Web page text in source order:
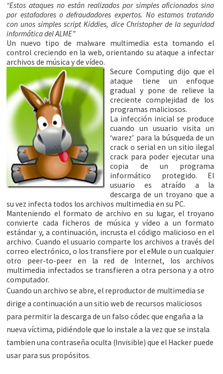
“Estos ataques no están realizados por simples aficionados sino
por estafadores o defraudadores expertos. No estamos tratando
con unos simples script Kiddies, dice Christopher de la seguridad
informática del ALME”
Un nuevo tipo de malware multimedia esta tomando el
control creciendo en la web, orientando su ataque a infectar
archivos de música y de vídeo.
Secure Computing dijo que el
ataque tiene un enfoque
gradual y pone de relieve la
creciente complejidad de los
programas maliciosos.
La infección inicial se produce
cuando un usuario visita un
‘warez’ para la búsqueda de un
crack o serial en un sitio ilegal
crack para poder ejecutar una
copia de un programa
informático protegido. El
usuario es atraído a la
descarga de un troyano que a
su vez infecta todos los archivos multimedia en su PC.
Manteniendo el formato de archivo en su lugar, el troyano
convierte cada ficheros de música y vídeo a un formato
estándar y, a continuación, incrusta el código malicioso en el
archivo. Cuando el usuario comparte los archivos a través del
correo electrónico, o los transfiere por el eMule o un cualquier
otro peer-to-peer en la red de Internet, los archivos
multimedia infectados se transfieren a otra persona y a otro
computador.
Cuando un archivo se abre, el reproductor de multimedia se
dirige a continuación a un sitio web de recursos maliciosos
para permitir la descarga de un falso códec que engaña a la
nueva víctima, pidiéndole que lo instale a la vez que se instala
tambien una contraseña oculta (Invisible) que el Hacker puede
usar para sus propósitos.